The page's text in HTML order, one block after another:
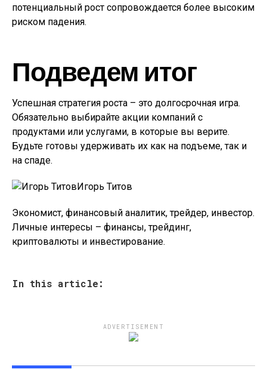
потенциальный рост сопровождается более высоким
риском падения.
Подведем итог
Успешная стратегия роста – это долгосрочная игра.
Обязательно выбирайте акции компаний с
продуктами или услугами, в которые вы верите.
Будьте готовы удерживать их как на подъеме, так и
на спаде.
Игорь Титов
Экономист, финансовый аналитик, трейдер, инвестор.
Личные интересы – финансы, трейдинг,
криптовалюты и инвестирование.
In this article:
ADVERTISEMENT